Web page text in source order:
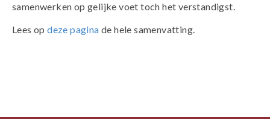
samenwerken op gelijke voet toch het verstandigst.
Lees opdeze pagina de hele samenvatting.